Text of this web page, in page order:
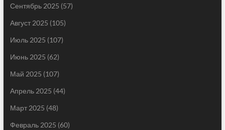
Сентябрь 2025 (57)
Август 2025 (105)
Июль 2025 (107)
Июнь 2025 (62)
Май 2025 (107)
Апрель 2025 (44)
Март 2025 (48)
Февраль 2025 (60)